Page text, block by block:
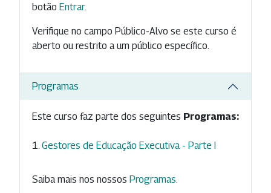
botão Entrar.
Verifique no campo Público-Alvo se este curso é
aberto ou restrito a um público específico.
Programas
Este curso faz parte dos seguintes Programas:
Gestores de Educação Executiva - Parte I
Saiba mais nos nossos Programas